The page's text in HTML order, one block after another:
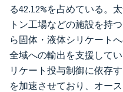
る42.12%を占めている。
トン工場などの施設を持
ら固体・液体シリケート
全域への輸出を支援して
リケート投与制御に依存
を加速させており、オー